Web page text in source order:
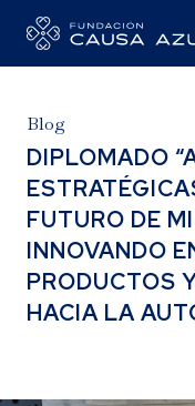
Blog
DIPLOMADO
FUTURO DE
INNOVANDO
PRODUCTOS
HACIA LA